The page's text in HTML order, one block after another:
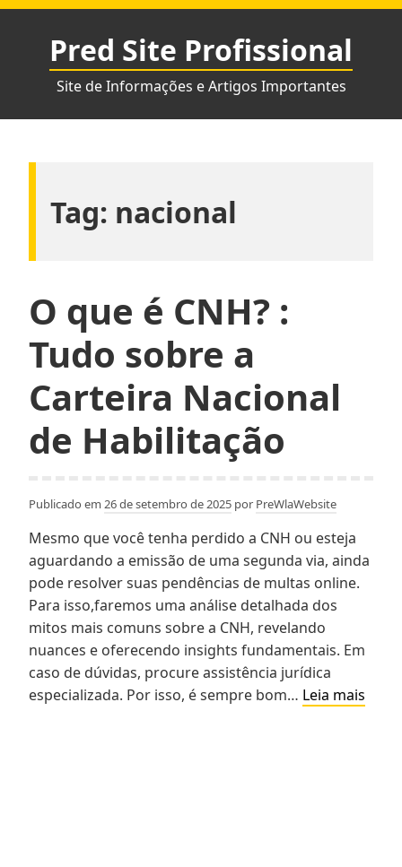
Pular
conteúdo
Pred Site Profissional
Site de Informações e Artigos Importantes
Tag: nacional
O que é CNH? :
Tudo sobre a
Carteira Nacional
de Habilitação
Publicado em 26 de setembro de 2025 por PreWlaWebsite
Mesmo que você tenha perdido a CNH ou esteja
aguardando a emissão de uma segunda via, ainda
pode resolver suas pendências de multas online.
Para isso,faremos uma análise detalhada dos
mitos mais comuns sobre a CNH, revelando
nuances e oferecendo insights fundamentais. Em
caso de dúvidas, procure assistência jurídica
especializada. Por isso, é sempre bom… Leia mais